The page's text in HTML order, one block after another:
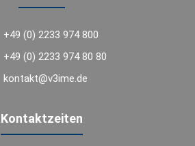
+49 (0) 2233 974 800
+49 (0) 2233 974 80 80
kontakt@v3ime.de
Kontaktzeiten